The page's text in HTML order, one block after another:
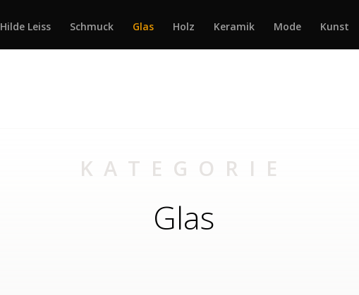
Hilde Leiss Schmuck Glas Holz Keramik Mode Kunst
KATEGORIE
Glas